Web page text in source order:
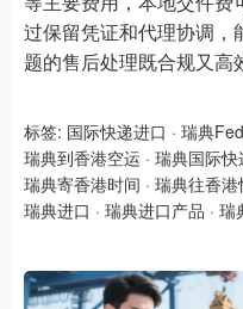
过保留凭证和代理协调，
题的售后处理既合规又高
标签: 国际快递进口 · 瑞典
瑞典到香港空运 · 瑞典国际快
瑞典寄香港时间 · 瑞典往香港
瑞典进口 · 瑞典进口产品 · 瑞